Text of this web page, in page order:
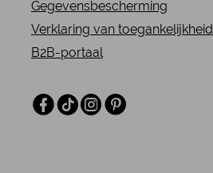
Gegevensbescherming
Verklaring van toegankelijkheid
B2B-portaal
Facebook
TikTokInstagramPinterest